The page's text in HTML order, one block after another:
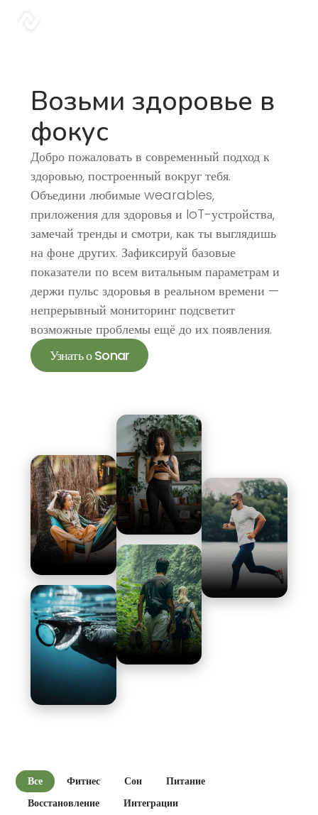
Возьми здоровье в
фокус
Добро пожаловать в современный подход к
здоровью, построенный вокруг тебя.
Объедини любимые wearables,
приложения для здоровья и IoT-устройства,
замечай тренды и смотри, как ты выглядишь
на фоне других. Зафиксируй базовые
показатели по всем витальным параметрам и
держи пульс здоровья в реальном времени —
непрерывный мониторинг подсветит
возможные проблемы ещё до их появления.
Узнать о Sonar
Все Фитнес Сон
Питание
Восстановление
Интеграции